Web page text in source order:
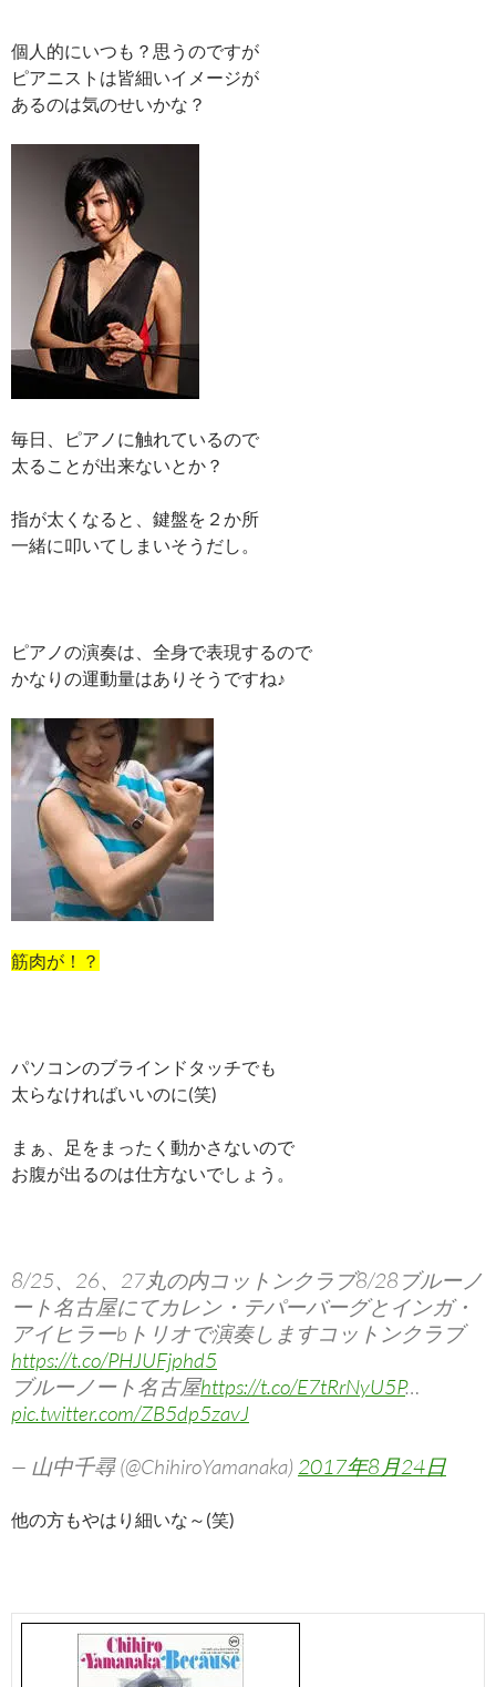
個人的にいつも？思うのですが
ピアニストは皆細いイメージが
あるのは気のせいかな？
毎日、ピアノに触れているので
太ることが出来ないとか？
指が太くなると、鍵盤を２か所
一緒に叩いてしまいそうだし。
ピアノの演奏は、全身で表現するので
かなりの運動量はありそうですね♪
筋肉が！？
パソコンのブラインドタッチでも
太らなければいいのに(笑)
まぁ、足をまったく動かさないので
お腹が出るのは仕方ないでしょう。
8/25、26、27丸の内コットンクラブ8/28ブルーノ
ート名古屋にてカレン・テパーバーグとインガ・
アイヒラーbトリオで演奏しますコットンクラブ
https://t.co/PHJUFjphd5
ブルーノート名古屋https://t.co/E7tRrNyU5P…
pic.twitter.com/ZB5dp5zavJ
— 山中千尋 (@ChihiroYamanaka) 2017年8月24日
他の方もやはり細いな～(笑)